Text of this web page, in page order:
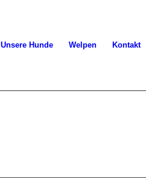
Unsere Hunde Welpen Kontakt